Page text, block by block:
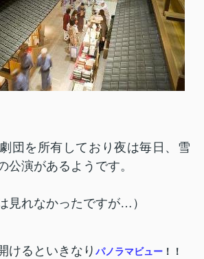
団を所有しており夜は毎日、雪
公演があるようです。
見れなかったですが…）
けるといきなり パノラマビュー ！！